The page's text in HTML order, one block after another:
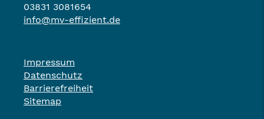
03831 3081654
info@mv-effizient.de
Impressum
Datenschutz
Barrierefreiheit
Sitemap